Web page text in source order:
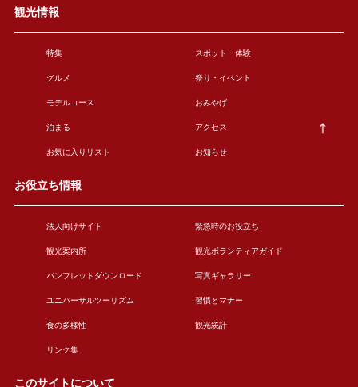
観光情報
特集 スポット・体験
グルメ 祭り・イベント
モデルコース おみやげ
泊まる アクセス
お気に入りリスト お知らせ
お役立ち情報
法人向けサイト 緊急時のお役立ち
観光案内所 観光ボランティアガイド
パンフレットダウンロード 写真ギャラリー
ユニバーサルツーリズム 習慣とマナー
食の多様性 観光統計
リンク集
このサイトについて